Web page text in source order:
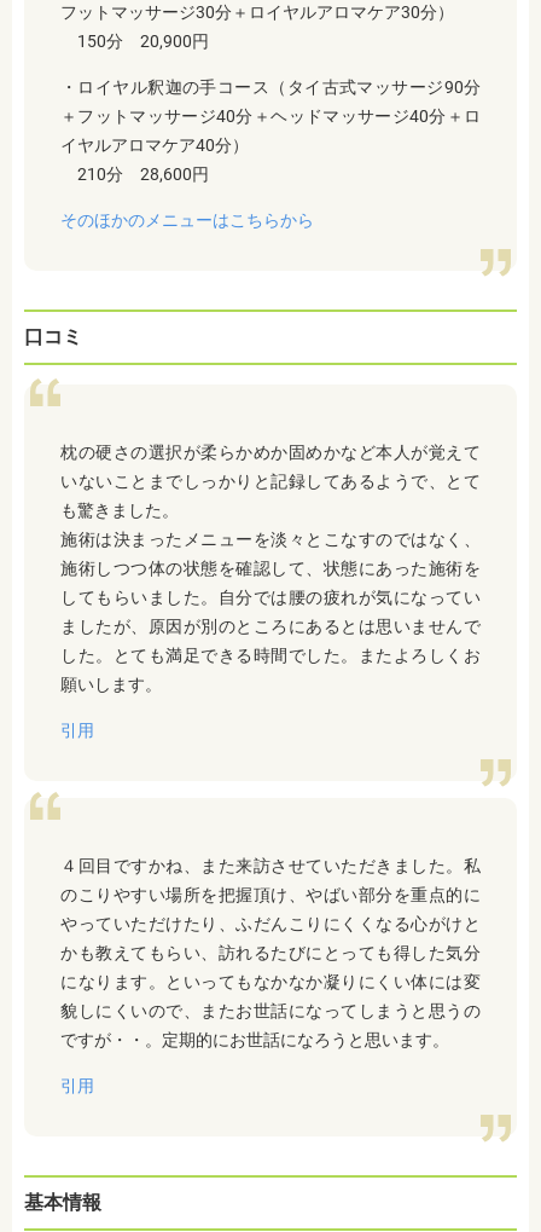
フットマッサージ30分＋ロイヤルアロマケア30分）
150分 20,900円
・ロイヤル釈迦の手コース（タイ古式マッサージ90分
＋フットマッサージ40分＋ヘッドマッサージ40分＋ロ
イヤルアロマケア40分）
210分 28,600円
そのほかのメニューはこちらから
口コミ
枕の硬さの選択が柔らかめか固めかなど本人が覚えて
いないことまでしっかりと記録してあるようで、とて
も驚きました。
施術は決まったメニューを淡々とこなすのではなく、
施術しつつ体の状態を確認して、状態にあった施術を
してもらいました。自分では腰の疲れが気になってい
ましたが、原因が別のところにあるとは思いませんで
した。とても満足できる時間でした。またよろしくお
願いします。
引用
４回目ですかね、また来訪させていただきました。私
のこりやすい場所を把握頂け、やばい部分を重点的に
やっていただけたり、ふだんこりにくくなる心がけと
かも教えてもらい、訪れるたびにとっても得した気分
になります。といってもなかなか凝りにくい体には変
貌しにくいので、またお世話になってしまうと思うの
ですが・・。定期的にお世話になろうと思います。
引用
基本情報